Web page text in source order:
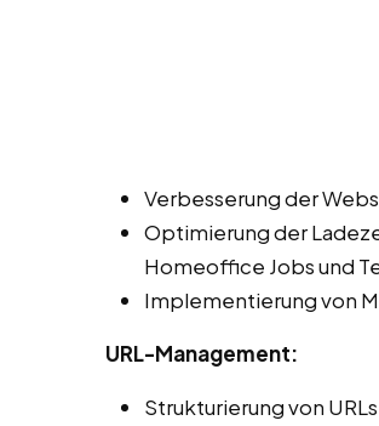
Verbesserung der
Optimierung der
Homeoffice Jobs und
Implementierung von
URL-Management:
Strukturierung von